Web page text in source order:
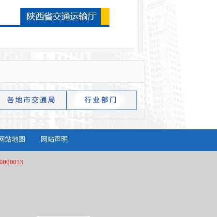
站地图 网站声明